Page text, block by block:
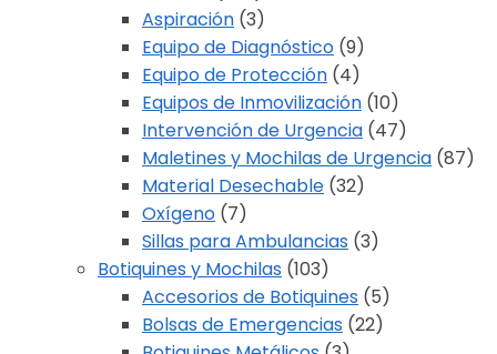
Aspiración (3)
Equipo de Diagnóstico (9)
Equipo de Protección (4)
Equipos de Inmovilización (10)
Intervención de Urgencia (47)
Maletines y Mochilas de Urgencia (87)
Material Desechable (32)
Oxígeno (7)
Sillas para Ambulancias (3)
Botiquines y Mochilas (103)
Accesorios de Botiquines (5)
Bolsas de Emergencias (22)